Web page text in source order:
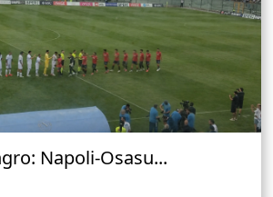
Napoli-Osasu...